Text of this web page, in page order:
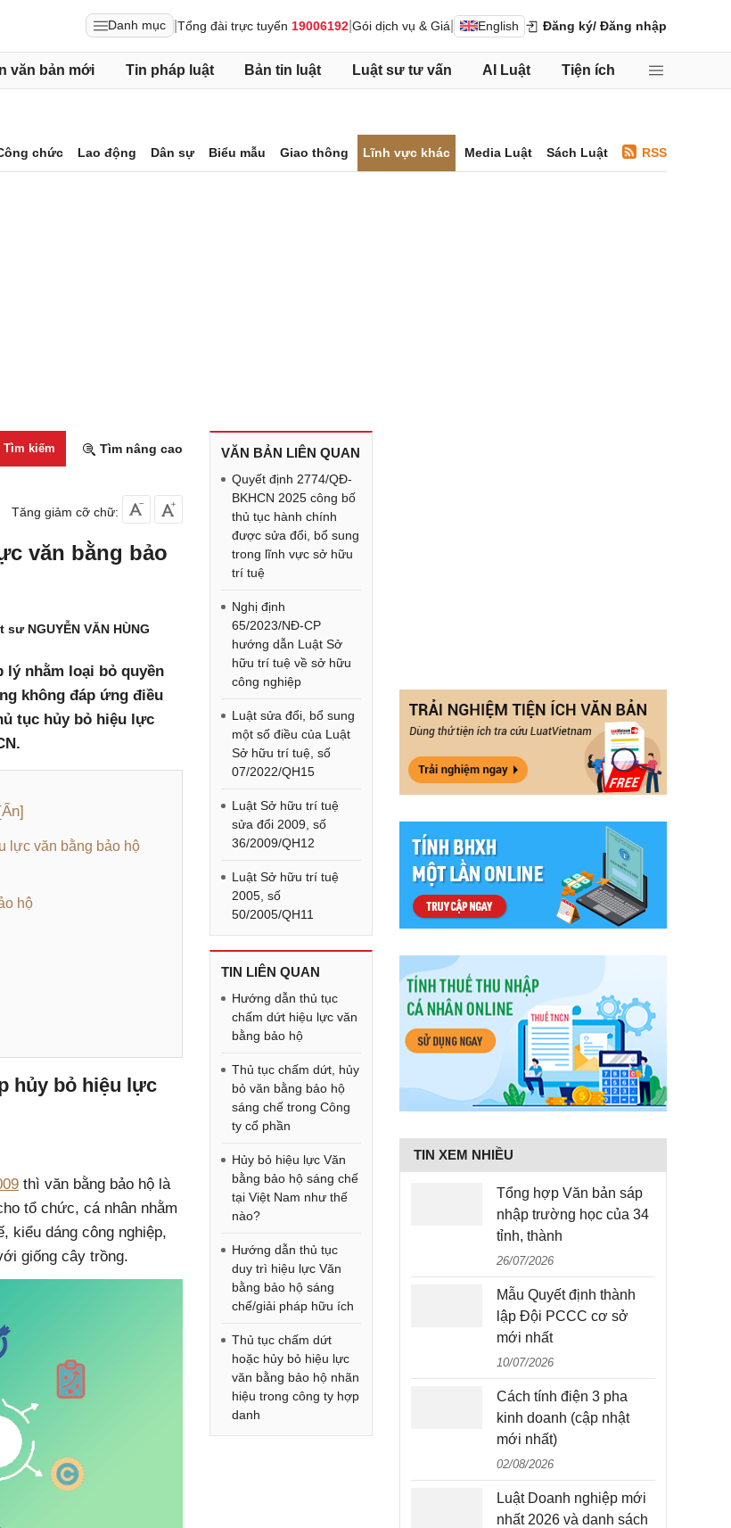
Danh mục Tổng đài trực tuyến 19006192 Gói dịch vụ & Giá English Đăng ký/ Đăng nhập
văn bản mới Tin pháp luật Bản tin luật Luật sư tư vấn AI Luật Tiện ích
chức Lao động Dân sự Biểu mẫu Giao thông Lĩnh vực khác Media Luật Sách Luật RSS
Tìm kiếm Tìm nâng cao
Tăng giảm cỡ chữ:
văn bằng bảo
sư NGUYỄN VĂN HÙNG
lý nhằm loại bỏ quyền
không đáp ứng điều
tục hủy bỏ hiệu lực
lực văn bằng bảo hộ
hộ
hủy bỏ hiệu lực
thì văn bằng bảo hộ là
tổ chức, cá nhân nhằm
kiểu dáng công nghiệp,
giống cây trồng.
VĂN BẢN LIÊN QUAN
Quyết định 2774/QĐ-
BKHCN 2025 công bố
thủ tục hành chính
được sửa đổi, bổ sung
trong lĩnh vực sở hữu
trí tuệ
Nghị định
65/2023/NĐ-CP
hướng dẫn Luật Sở
hữu trí tuệ về sở hữu
công nghiệp
Luật sửa đổi, bổ sung
một số điều của Luật
Sở hữu trí tuệ, số
07/2022/QH15
Luật Sở hữu trí tuệ
sửa đổi 2009, số
36/2009/QH12
Luật Sở hữu trí tuệ
2005, số
50/2005/QH11
TIN LIÊN QUAN
Hướng dẫn thủ tục
chấm dứt hiệu lực văn
bằng bảo hộ
Thủ tục chấm dứt, hủy
bỏ văn bằng bảo hộ
sáng chế trong Công
ty cổ phần
Hủy bỏ hiệu lực Văn
bằng bảo hộ sáng chế
tại Việt Nam như thế
nào?
Hướng dẫn thủ tục
duy trì hiệu lực Văn
bằng bảo hộ sáng
chế/giải pháp hữu ích
Thủ tục chấm dứt
hoặc hủy bỏ hiệu lực
văn bằng bảo hộ nhãn
hiệu trong công ty hợp
danh
TIN XEM NHIỀU
Tổng hợp Văn bản sáp
nhập trường học của 34
tỉnh, thành
26/07/2026
Mẫu Quyết định thành
lập Đội PCCC cơ sở
mới nhất
10/07/2026
Cách tính điện 3 pha
kinh doanh (cập nhật
mới nhất)
02/08/2026
Luật Doanh nghiệp mới
nhất 2026 và danh sách